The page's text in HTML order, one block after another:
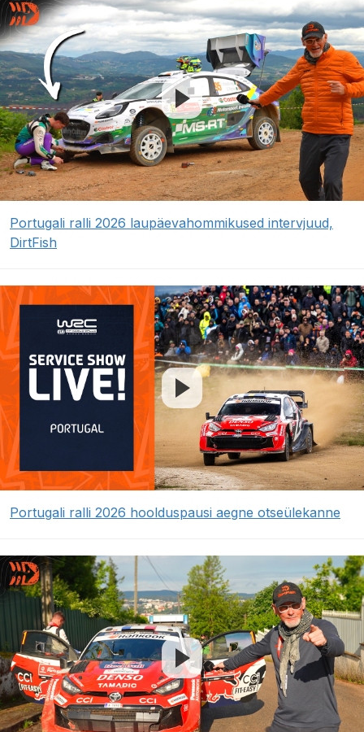
Portugali ralli 2026 laupäevahommikused intervjuud,
DirtFish
Portugali ralli 2026 hoolduspausi aegne otseülekanne